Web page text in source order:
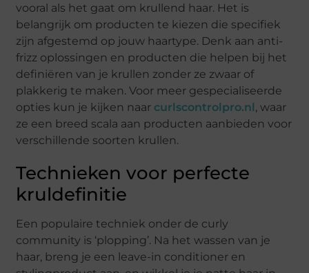
vooral als het gaat om krullend haar. Het is
belangrijk om producten te kiezen die specifiek
zijn afgestemd op jouw haartype. Denk aan anti-
frizz oplossingen en producten die helpen bij het
definiëren van je krullen zonder ze zwaar of
plakkerig te maken. Voor meer gespecialiseerde
opties kun je kijken naar curlscontrolpro.nl, waar
ze een breed scala aan producten aanbieden voor
verschillende soorten krullen.
Technieken voor perfecte
kruldefinitie
Een populaire techniek onder de curly
community is ‘plopping’. Na het wassen van je
haar, breng je een leave-in conditioner en